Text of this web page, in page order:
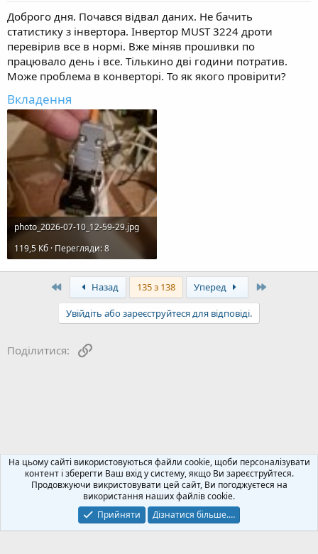
Доброго дня. Почався відвал даних. Не бачить
статистику з інвертора. Інвертор MUST 3224 дроти
перевірив все в нормі. Вже міняв прошивки по
працювало день і все. Тількино дві години потратив.
Може проблема в конверторі. То як якого провірити?
Вкладення
photo_2026-07-10_12-59-29.jpg
119,5 Кб · Перегляди: 8
Назад 135 з 138 Уперед
Увійдіть або зареєструйтеся для відповіді.
Поділитися:
Сонячні інвертори - мережеві, автономні, гібридні
Зворотний зв'язок Політика конфіденційності
Допомога
На цьому сайті використовуються файли cookie, щоби персоналізувати
контент і зберегти Ваш вхід у систему, якщо Ви зареєструйтеся.
Продовжуючи викристовувати цей сайт, Ви погоджуєтеся на
використання наших файлів cookie.
Прийняти
Дізнатися більше.…